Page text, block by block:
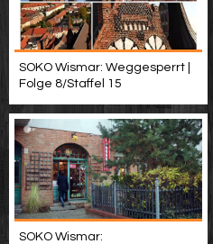
SOKO Wismar: Weggesperrt |
Folge 8/Staffel 15
SOKO Wismar: